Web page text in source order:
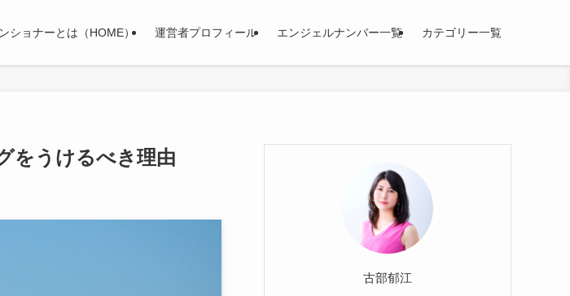
ショナーとは（HOME） 運営者プロフィール エンジェルナンバー一覧 カテゴリー一覧
をうけるべき理由
古部郁江